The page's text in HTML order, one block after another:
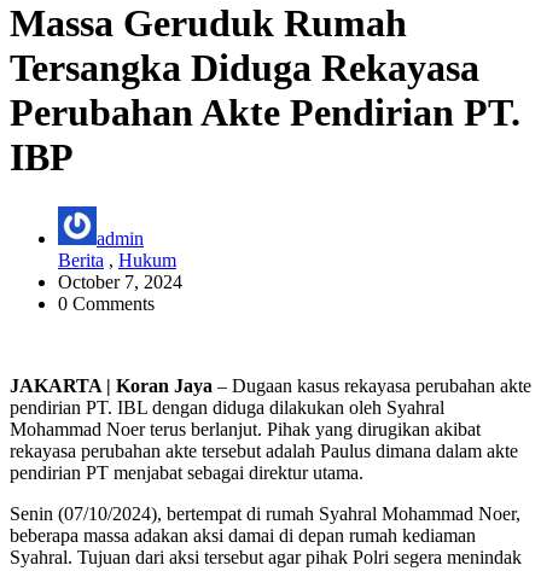
Massa Geruduk Rumah
Tersangka Diduga Rekayasa
Perubahan Akte Pendirian PT.
IBP
admin
Berita , Hukum
October 7, 2024
0 Comments
JAKARTA | Koran Jaya – Dugaan kasus rekayasa perubahan akte
pendirian PT. IBL dengan diduga dilakukan oleh Syahral
Mohammad Noer terus berlanjut. Pihak yang dirugikan akibat
rekayasa perubahan akte tersebut adalah Paulus dimana dalam akte
pendirian PT menjabat sebagai direktur utama.
Senin (07/10/2024), bertempat di rumah Syahral Mohammad Noer,
beberapa massa adakan aksi damai di depan rumah kediaman
Syahral. Tujuan dari aksi tersebut agar pihak Polri segera menindak